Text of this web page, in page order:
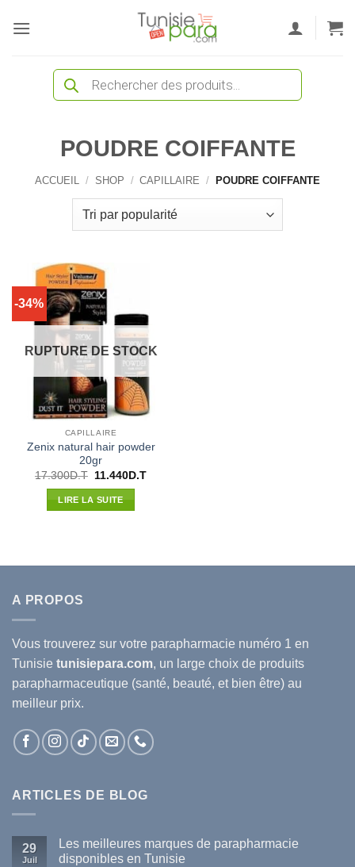
Recherche
produits
POUDRE COIFFANTE
ACCUEIL / SHOP / CAPILLAIRE / POUDRE COIFFANTE
-34%
RUPTURE DE STOCK
CAPILLAIRE
Zenix natural hair powder
20gr
17.300D.T
Le
initial
était :
11.440D.TLe
LIRE LA SUITE
A PROPOS
Vous trouverez sur votre parapharmacie numéro 1 en
Tunisie tunisiepara.com, un large choix de produits
parapharmaceutique (santé, beauté, et bien être) au
meilleur prix.
ARTICLES DE BLOG
29
Juil
Les meilleures marques de parapharmacie
disponibles en Tunisie